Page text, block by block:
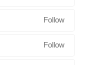
Follow
Follow